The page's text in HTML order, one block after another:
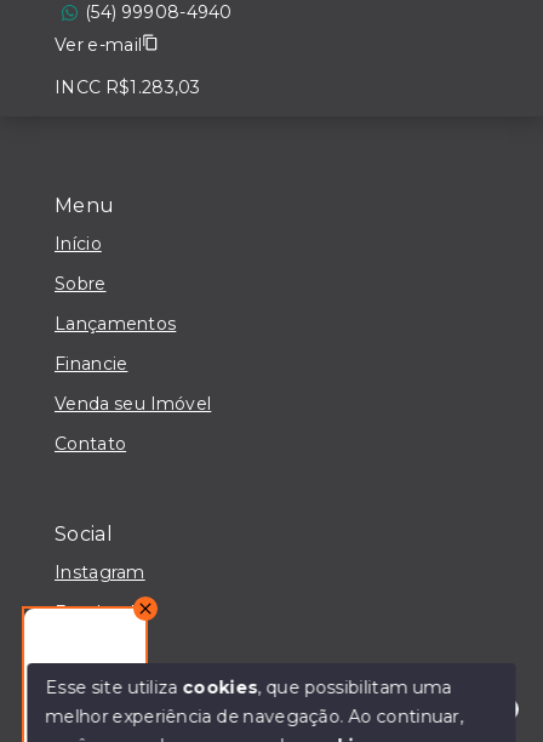
Menu
Início
Sobre
Lançamentos
Financie
Venda seu Imóvel
Contato
Social
Instagram
Facebook
(54) 99908-4940
Ver e-mail
INCC R$1.283,03
Esse site utiliza cookies, que possibilitam uma
melhor experiência de navegação.Ao continuar,